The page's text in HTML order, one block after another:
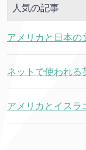
人気の記事
アメリカと日本の
ネットで使われる
アメリカとイスラ